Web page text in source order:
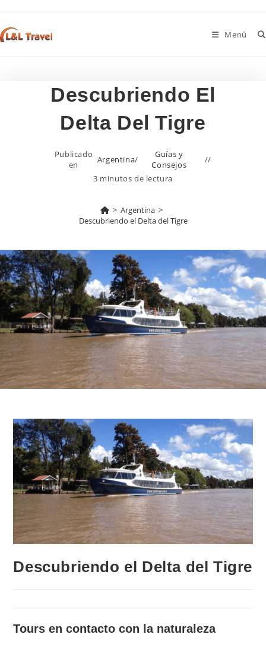
contenido
Menú
Descubriendo El
Delta Del Tigre
Publicado
en
Argentina/
Guías y
Consejos
3 minutos de lectura
> Argentina >
Descubriendo el Delta del Tigre
Descubriendo el Delta del Tigre
Tours en contacto con la naturaleza